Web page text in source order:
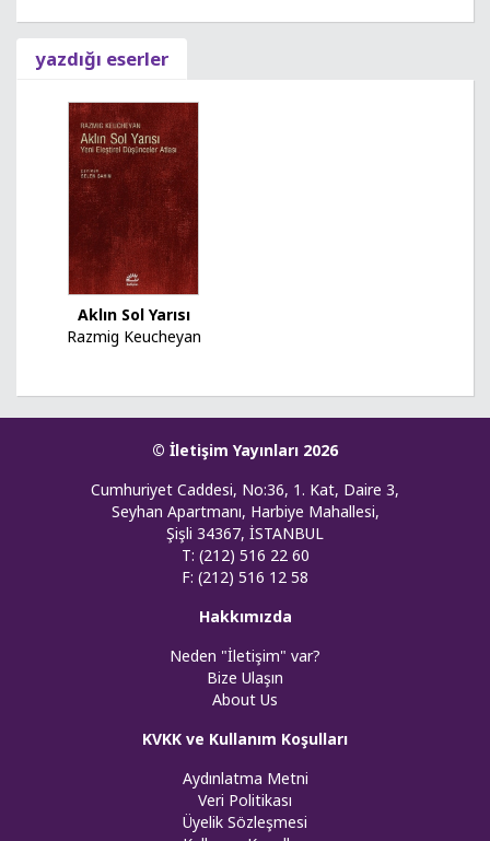
yazdığı eserler
Aklın Sol Yarısı
Razmig Keucheyan
© İletişim Yayınları 2026
Cumhuriyet Caddesi, No:36, 1. Kat, Daire 3,
Seyhan Apartmanı, Harbiye Mahallesi,
Şişli 34367, İSTANBUL
T: (212) 516 22 60
F: (212) 516 12 58
Hakkımızda
Neden "İletişim" var?
Bize Ulaşın
About Us
KVKK ve Kullanım Koşulları
Aydınlatma Metni
Veri Politikası
Üyelik Sözleşmesi